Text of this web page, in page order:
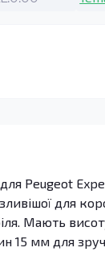
Peugeot
для
Мають
15 мм для